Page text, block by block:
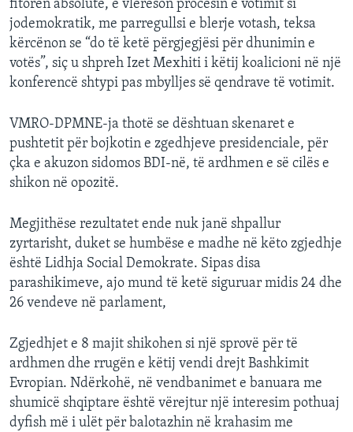
fitoren absolute, e vlerëson procesin e votimit si
jodemokratik, me parregullsi e blerje votash, teksa
kërcënon se “do të ketë përgjegjësi për dhunimin e
votës”, siç u shpreh Izet Mexhiti i këtij koalicioni në një
konferencë shtypi pas mbylljes së qendrave të votimit.
VMRO-DPMNE-ja thotë se dështuan skenaret e
pushtetit për bojkotin e zgedhjeve presidenciale, për
çka e akuzon sidomos BDI-në, të ardhmen e së cilës e
shikon në opozitë.
Megjithëse rezultatet ende nuk janë shpallur
zyrtarisht, duket se humbëse e madhe në këto zgjedhje
është Lidhja Social Demokrate. Sipas disa
parashikimeve, ajo mund të ketë siguruar midis 24 dhe
26 vendeve në parlament,
Zgjedhjet e 8 majit shikohen si një sprovë për të
ardhmen dhe rrugën e këtij vendi drejt Bashkimit
Evropian. Ndërkohë, në vendbanimet e banuara me
shumicë shqiptare është vërejtur një interesim pothuaj
dyfish më i ulët për balotazhin në krahasim me